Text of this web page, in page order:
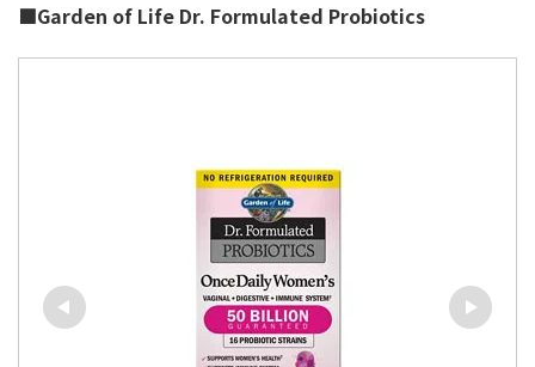
■Garden of Life Dr. Formulated Probiotics